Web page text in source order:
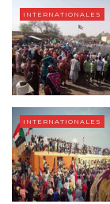
INTERNATIONALES
INTERNATIONALES